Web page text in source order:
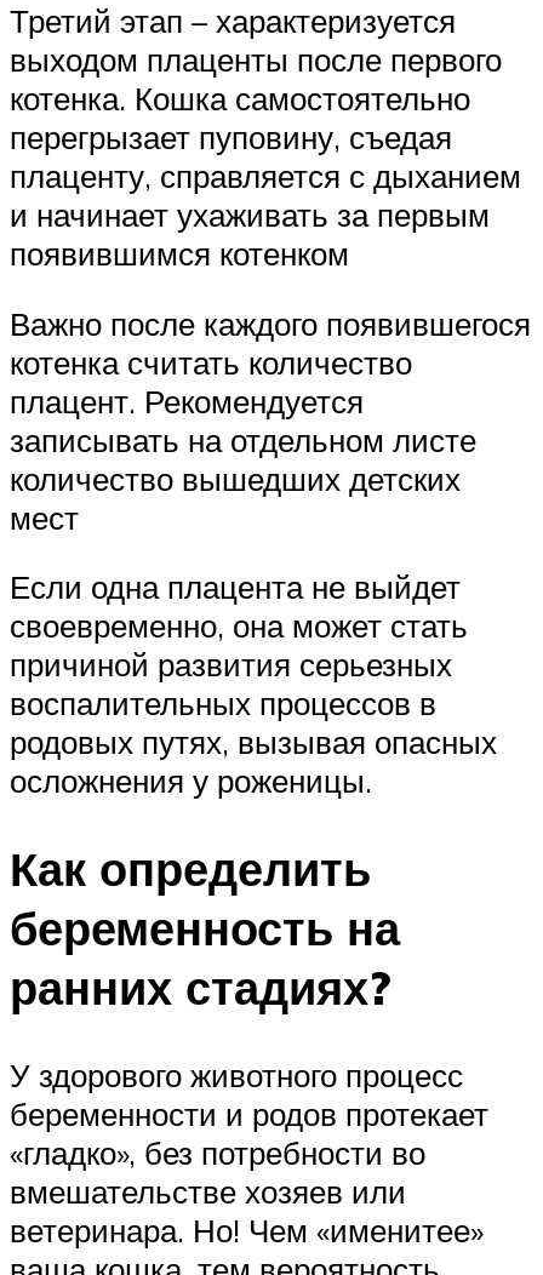
Третий этап – характеризуется
выходом плаценты после первого
котенка. Кошка самостоятельно
перегрызает пуповину, съедая
плаценту, справляется с дыханием
и начинает ухаживать за первым
появившимся котенком
Важно после каждого появившегося
котенка считать количество
плацент. Рекомендуется
записывать на отдельном листе
количество вышедших детских
мест
Если одна плацента не выйдет
своевременно, она может стать
причиной развития серьезных
воспалительных процессов в
родовых путях, вызывая опасных
осложнения у роженицы.
Как определить
беременность на
ранних стадиях?
У здорового животного процесс
беременности и родов протекает
«гладко», без потребности во
вмешательстве хозяев или
ветеринара. Но! Чем «именитее»